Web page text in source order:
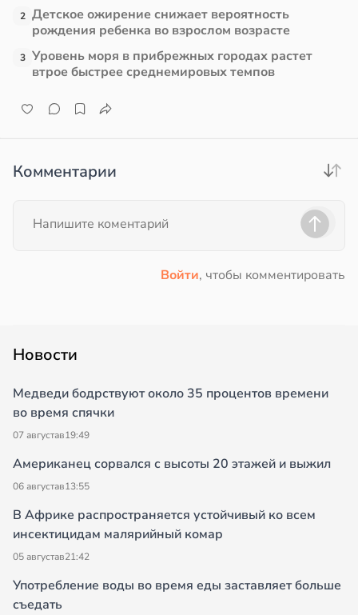
2 Детское ожирение снижает вероятность
рождения ребенка во взрослом возрасте
3 Уровень моря в прибрежных городах растет
втрое быстрее среднемировых темпов
Комментарии
Войти, чтобы комментировать
Новости
Медведи бодрствуют около 35 процентов времени
во время спячки
07 августав19:49
Американец сорвался с высоты 20 этажей и выжил
06 августав13:55
В Африке распространяется устойчивый ко всем
инсектицидам малярийный комар
05 августав21:42
Употребление воды во время еды заставляет больше
съедать